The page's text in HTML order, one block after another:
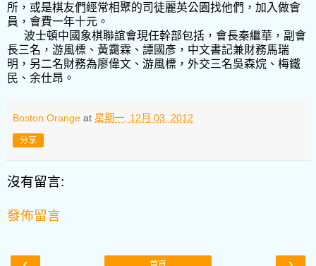
所，或是棋友們經常相聚的司徒麗英公園找他們，加入做會
員，會費一年十元。
波士頓中國象棋聯誼會現任幹部包括，會長秦繼華，副會
長三名，游風標、黃靄霖、譚國彥，中文書記兼財務馬瑞
明，另二名財務為廖偉文、游風標，外交三名吳森烷、梅鐵
民、余仕昂。
Boston Orange at 星期一, 12月 03, 2012
分享
沒有留言:
發佈留言